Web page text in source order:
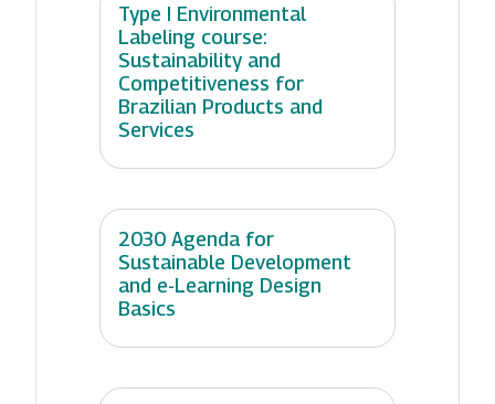
Type I Environmental
Labeling course:
Sustainability and
Competitiveness for
Brazilian Products and
Services
2030 Agenda for
Sustainable Development
and e-Learning Design
Basics